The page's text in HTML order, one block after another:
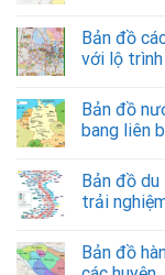
Bản đồ
với lộ
Bản đồ
bang liên
Bản đồ
trải
Bản đồ